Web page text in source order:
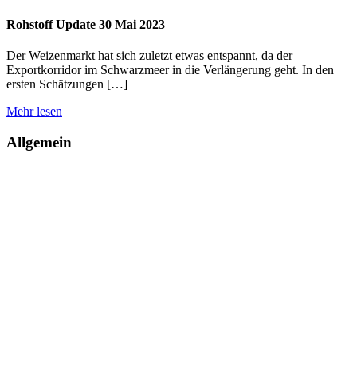
Rohstoff Update 30 Mai 2023
Der Weizenmarkt hat sich zuletzt etwas entspannt, da der
Exportkorridor im Schwarzmeer in die Verlängerung geht. In den
ersten Schätzungen […]
Mehr lesen
Allgemein